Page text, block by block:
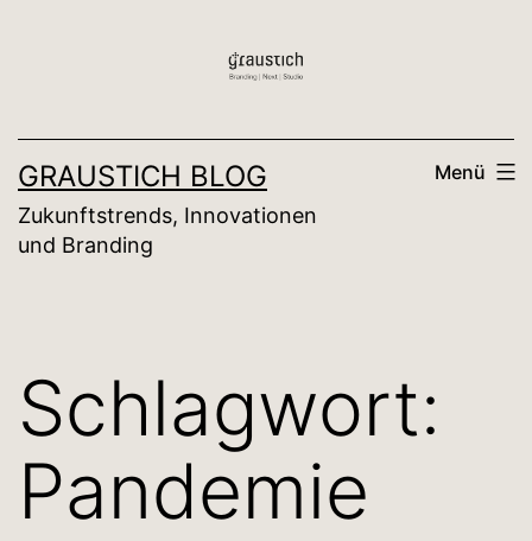
GRAUSTICH BLOG
Zukunftstrends, Innovationen
und Branding
Menü
Schlagwort:
Pandemie